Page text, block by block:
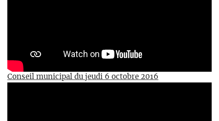
Conseil municipal du jeudi 6 octobre 2016